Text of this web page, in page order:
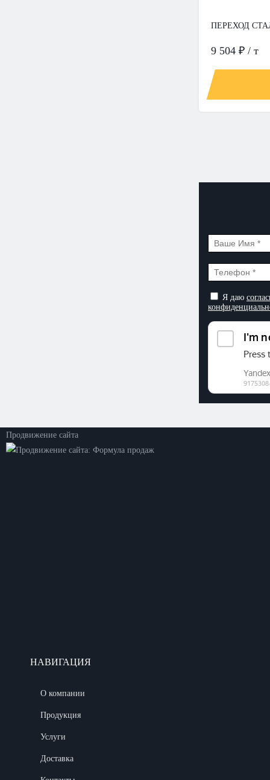
ПЕРЕХОД
9 504 ₽ / т
Я даю
Продвижение сайта
НАВИГАЦИЯ
О компании
Продукция
Услуги
Доставка